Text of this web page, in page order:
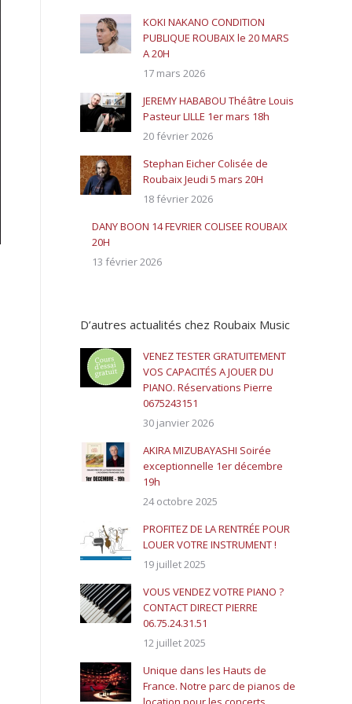
KOKI NAKANO CONDITION
PUBLIQUE ROUBAIX le 20 MARS
A 20H
17 mars 2026
JEREMY HABABOU Théâtre Louis
Pasteur LILLE 1er mars 18h
20 février 2026
Stephan Eicher Colisée de
Roubaix Jeudi 5 mars 20H
18 février 2026
DANY BOON 14 FEVRIER COLISEE ROUBAIX
20H
13 février 2026
D’autres actualités chez Roubaix Music
VENEZ TESTER GRATUITEMENT
VOS CAPACITÉS A JOUER DU
PIANO. Réservations Pierre
0675243151
30 janvier 2026
AKIRA MIZUBAYASHI Soirée
exceptionnelle 1er décembre
19h
24 octobre 2025
PROFITEZ DE LA RENTRÉE POUR
LOUER VOTRE INSTRUMENT !
19 juillet 2025
VOUS VENDEZ VOTRE PIANO ?
CONTACT DIRECT PIERRE
06.75.24.31.51
12 juillet 2025
Unique dans les Hauts de
France. Notre parc de pianos de